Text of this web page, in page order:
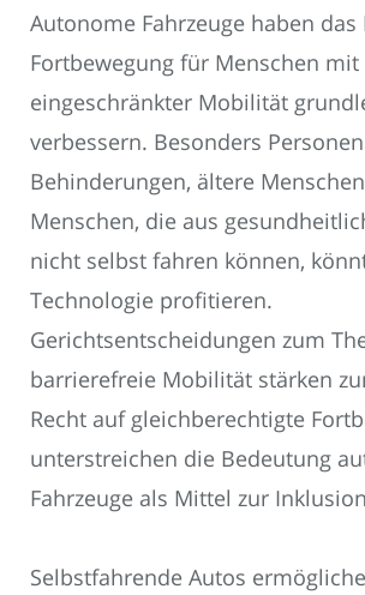
Autonome Fahrzeuge haben das
Fortbewegung für Menschen mit
eingeschränkter Mobilität
verbessern. Besonders
Behinderungen, ältere
Menschen, die aus
nicht selbst fahren können,
Technologie profitieren.
Gerichtsentscheidungen zum
barrierefreie Mobilität stärken
Recht auf gleichberechtigte
unterstreichen die Bedeutung
Fahrzeuge als Mittel zur
Selbstfahrende Autos